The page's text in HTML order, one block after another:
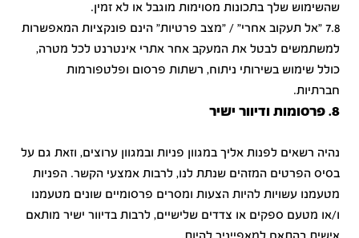
שהשימוש שלך בתכונות מסוימות מוגבל או לא זמין.
7.8 "אל תעקוב אחרי" / "מצב פרטיות" הינם פונקציות המאפשרות
למשתמשים לבטל את המעקב אחר אתרי אינטרנט לכל מטרה,
כולל שימוש בשירותי ניתוח, רשתות פרסום ופלטפורמות
חברתיות.
8. פרסומות ודיוור ישיר
נהיה רשאים לפנות אליך במגוון פניות ובמגוון ערוצים, וזאת גם על
בסיס הפרטים המזהים שנתת לנו, לרבות אמצעי הקשר. הפניות
מטעמנו עשויות להיות הצעות ומסרים פרסומיים שונים מטעמנו
ו/או מטעם ספקים או צדדים שלישיים, לרבות בדיוור ישיר מותאם